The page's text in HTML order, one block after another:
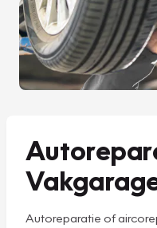
Autoreparatie of